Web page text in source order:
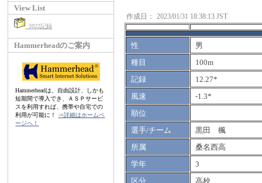
View List
2022記録
Hammerheadのご案内
Hammerheadは、自由設計、しかも
短期間で導入でき、ＡＳＰサービ
スを利用すれば、携帯や自宅での
利用が可能に！ ⇒詳細はホームペ
ージへ！
作成日： 2023/01/31 18:38:13 JST
性
男
種目
100m
記録
12.27*
風速
-1.3*
順位
選手/チーム
黒田 楓
所属
桑名西高
学年
3
区分
高校